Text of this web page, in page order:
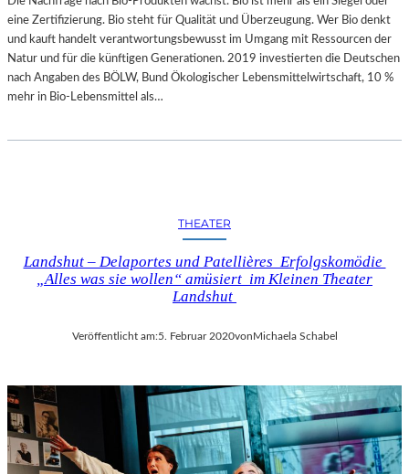
eine Zertifizierung. Bio steht für Qualität und Überzeugung. Wer Bio denkt
und kauft handelt verantwortungsbewusst im Umgang mit Ressourcen der
Natur und für die künftigen Generationen. 2019 investierten die Deutschen
nach Angaben des BÖLW, Bund Ökologischer Lebensmittelwirtschaft, 10 %
mehr in Bio-Lebensmittel als…
THEATER
Landshut – Delaportes und Patellières Erfolgskomödie
„Alles was sie wollen“ amüsiert im Kleinen Theater
Landshut
Veröffentlicht am:5. Februar 2020von Michaela Schabel